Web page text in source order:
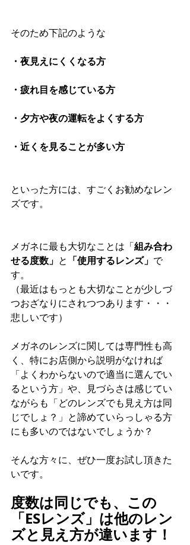
そのため下記のような
・夜見えにくくなる方
・疲れ目を感じている方
・夕方や夜の運転をよくする方
・近くを見ることが多い方
といった方には、すごくお勧めなレン
ズです。
メガネに最も大切なことは「組み合わ
せる度数」 と 「使用するレンズ」 で
す。
（最近はもっとも大切なことが少しづ
つおざなりにされつつあります・・・
悲しいです）
メガネのレンズに関しては専門性も高
く、特にお店側から説明がなければ
「よくわからないので適当に選んでい
るという方」や、見づらさは感じてい
ながらも「どのレンズでも見え方は同
じでしょ？」と諦めていらっしゃる方
にも多いのではないでしょうか？
そんな方々に、ぜひ一度お試し頂きた
いです。
度数は同じでも、この
「ESレンズ」は他のレン
ズと見え方が違います！